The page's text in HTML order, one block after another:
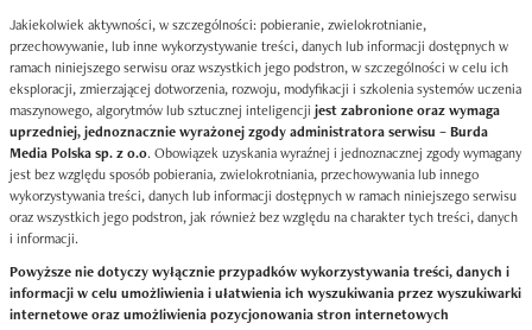
Jakiekolwiek aktywności, w szczególności: pobieranie, zwielokrotnianie,
przechowywanie, lub inne wykorzystywanie treści, danych lub informacji dostępnych w
ramach niniejszego serwisu oraz wszystkich jego podstron, w szczególności w celu ich
eksploracji, zmierzającej dotworzenia, rozwoju, modyfikacji i szkolenia systemów uczenia
maszynowego, algorytmów lub sztucznej inteligencji jest zabronione oraz wymaga
uprzedniej, jednoznacznie wyrażonej zgody administratora serwisu – Burda
Media Polska sp. z o.o. Obowiązek uzyskania wyraźnej i jednoznacznej zgody wymagany
jest bez względu sposób pobierania, zwielokrotniania, przechowywania lub innego
wykorzystywania treści, danych lub informacji dostępnych w ramach niniejszego serwisu
oraz wszystkich jego podstron, jak również bez względu na charakter tych treści, danych
i informacji.
Powyższe nie dotyczy wyłącznie przypadków wykorzystywania treści, danych i
informacji w celu umożliwienia i ułatwienia ich wyszukiwania przez wyszukiwarki
internetowe oraz umożliwienia pozycjonowania stron internetowych